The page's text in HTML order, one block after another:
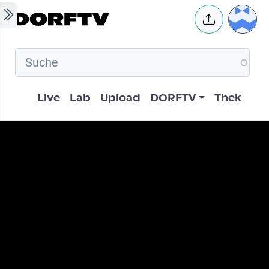
Skip to main content User
Hauptnavigation
Live Lab Upload DORFTV Thek